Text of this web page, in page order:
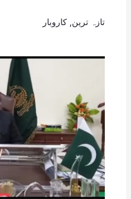
تازہ ترین کاروبار